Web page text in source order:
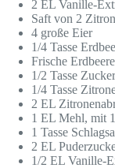
2 EL Vanille-
Saft von 2
4 große Eier
1/4 Tasse
Frische
1/2 Tasse
1/4 Tasse
2 EL
1 EL Mehl, mit
1 Tasse
2 EL
1/2 EL Vanille-